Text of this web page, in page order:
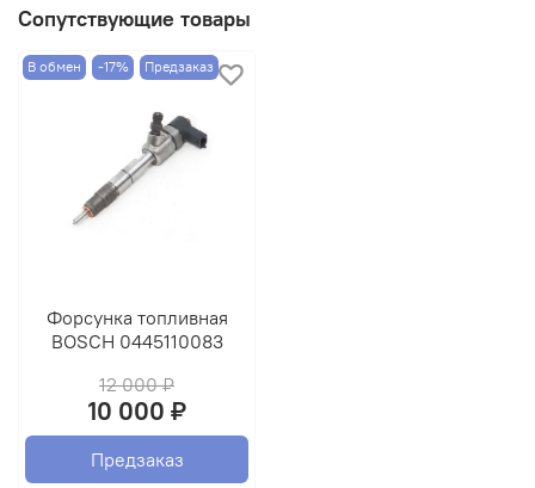
Сопутствующие товары
В обмен -17% Предзаказ
Форсунка топливная
BOSCH 0445110083
12 000 ₽
10 000 ₽
Предзаказ